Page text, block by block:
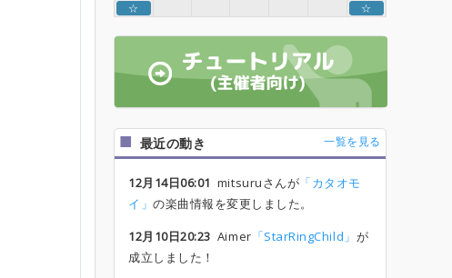
☆ ☆
最近の動き 一覧を見る
12月14日06:01 mitsuruさんが 「カタオモ
イ」の楽曲情報を変更しました。
12月10日20:23 Aimer 「StarRingChild」 が
成立しました！